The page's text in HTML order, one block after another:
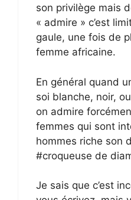
son privilège mais
« admire » c’est
gaule, une fois de
femme africaine.
En général quand
soi blanche, noir,
on admire
femmes qui sont
hommes riche son
#croqueuse de
Je sais que c’est